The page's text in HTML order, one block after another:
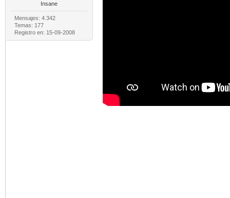
Insane
Mensajes: 4.342
Temas: 177
Registro en: 15-09-2008